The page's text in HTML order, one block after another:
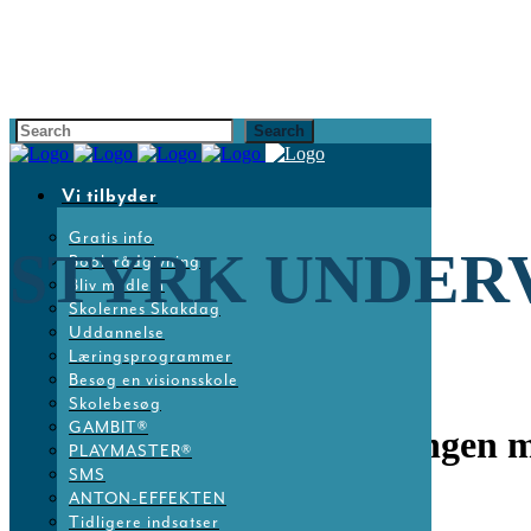
Vi tilbyder
Gratis info
Book rådgivning
Bliv medlem
Skolernes Skakdag
Uddannelse
Læringsprogrammer
Besøg en visionsskole
Skolebesøg
GAMBIT®
PLAYMASTER®
SMS
ANTON-EFFEKTEN
Tidligere indsatser
STYRK
20 sepStyrk undervisningen
Posted at 14:52hinNyheder